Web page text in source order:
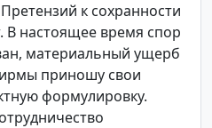
к сохранности
В настоящее время спор
материальный ущерб
приношу свои
формулировку.